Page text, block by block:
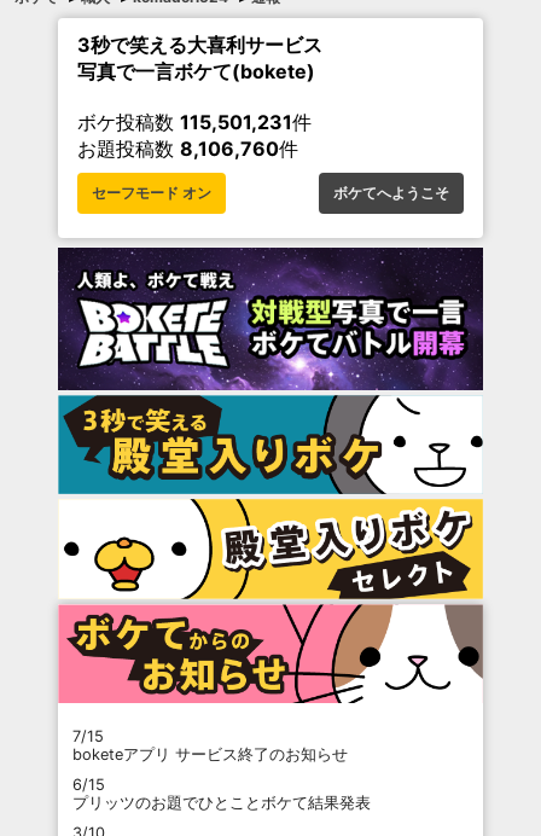
3秒で笑える大喜利サービス
写真で一言ボケて(bokete)
ボケ投稿数 115,501,231件
お題投稿数 8,106,760件
セーフモード オン ボケてへようこそ
7/15
boketeアプリ サービス終了のお知らせ
6/15
プリッツのお題でひとことボケて結果発表